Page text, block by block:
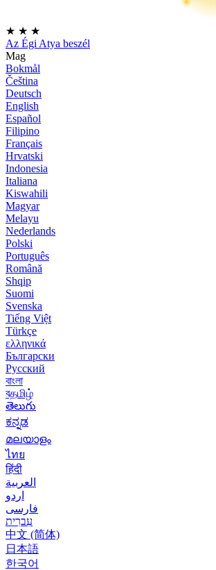
★ ★ ★
Az Égi Atya beszél
Mag
Bokmål
Čeština
Deutsch
English
Español
Filipino
Français
Hrvatski
Indonesia
Italiana
Kiswahili
Magyar
Melayu
Nederlands
Polski
Português
Română
Shqip
Suomi
Svenska
Tiếng Việt
Türkçe
ελληνικά
Български
Русский
বাংলা
বதமிழ்
తెలుగు
ಕನ್ನಡ
മലയാളം
ไทย
हिंदी
العربية
اردو
فارسی
עִברִית
中文 (简体)
日本語
한국어